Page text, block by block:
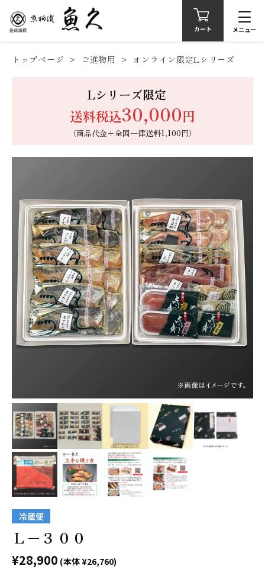
カート メニュー
トップページ ご進物用 オンライン限定Lシリーズ
Lシリーズ限定
送料税込30,000円
（商品代金＋全国一律送料1,100円）
Ｌ−３００
¥28,900 (本体 ¥26,760)